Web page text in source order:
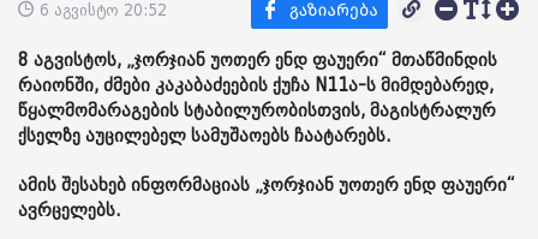
6 აგვისტო 20:52
8 აგვისტოს, „ჯორჯიან უოთერ ენდ ფაუერი“ მთაწმინდის
რაიონში, ძმები კაკაბაძეების ქუჩა N11ა-ს მიმდებარედ,
წყალმომარაგების სტაბილურობისთვის, მაგისტრალურ
ქსელზე აუცილებელ სამუშაოებს ჩაატარებს.
ამის შესახებ ინფორმაციას „ჯორჯიან უოთერ ენდ ფაუერი“
ავრცელებს.